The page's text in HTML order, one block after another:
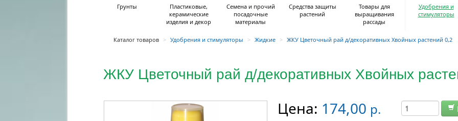
Грунты
Пластиковые,
керамические
изделия и декор
Семена и прочий
посадочные
материалы
Средства защиты
растений
Товары для
выращивания
рассады
Удобрения и
стимуляторы
Каталог товаров > Удобрения и стимуляторы > Жидкие > ЖКУ Цветочный рай д/декоративных Хвойных растений 0,2
ЖКУ Цветочный рай д/декоративных Хвойных
Цена: 174,00 р.